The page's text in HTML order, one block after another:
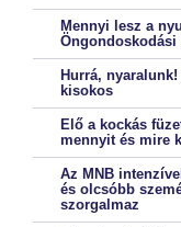
Mennyi lesz a
Öngondoskodási
Hurrá,
kisokos
Elő a kockás
mennyit és mire
Az MNB
és olcsóbb
szorgalmaz